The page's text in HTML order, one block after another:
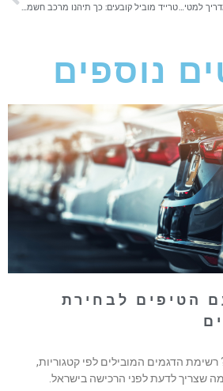
איך לגלגל סיגריה במכונה? המדריך למטייל טרייד מוביל קובעים: כך תיהנו מרכב חשמלי מומלץ
נוספים
הטיפים לבחירת
הדגמים המובילים לפי קטגוריות,
שצריך לדעת לפני הרכישה בישראל.